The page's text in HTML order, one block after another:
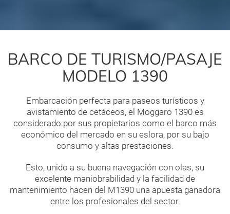
BARCO DE TURISMO/PASAJE
MODELO 1390
Embarcación perfecta para paseos turísticos y
avistamiento de cetáceos, el Moggaro 1390 es
considerado por sus propietarios como el barco más
económico del mercado en su eslora, por su bajo
consumo y altas prestaciones.
Esto, unido a su buena navegación con olas, su
excelente maniobrabilidad y la facilidad de
mantenimiento hacen del M1390 una apuesta ganadora
entre los profesionales del sector.